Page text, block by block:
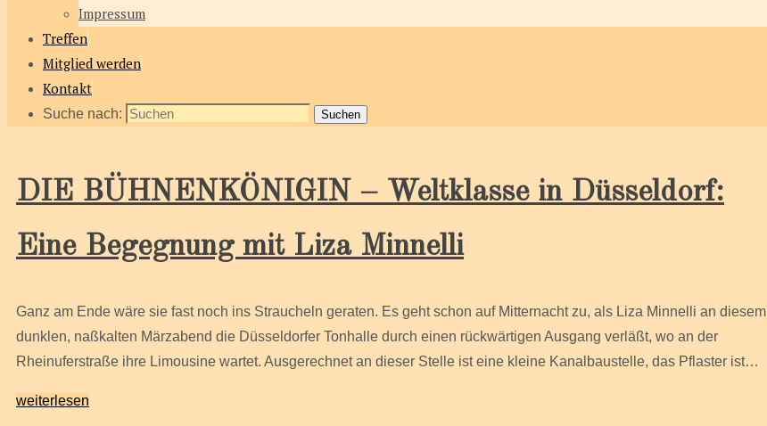
Impressum
Treffen
Mitglied werden
Kontakt
Suche nach: Suchen
DIE BÜHNENKÖNIGIN – Weltklasse in Düsseldorf:
Eine Begegnung mit Liza Minnelli
Ganz am Ende wäre sie fast noch ins Straucheln geraten. Es geht schon auf Mitternacht zu, als Liza Minnelli an diesem
dunklen, naßkalten Märzabend die Düsseldorfer Tonhalle durch einen rückwärtigen Ausgang verläßt, wo an der
Rheinuferstraße ihre Limousine wartet. Ausgerechnet an dieser Stelle ist eine kleine Kanalbaustelle, das Pflaster ist…
weiterlesen